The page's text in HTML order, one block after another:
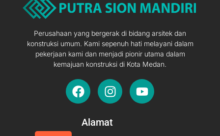
Perusahaan yang bergerak di bidang arsitek dan
konstruksi umum. Kami sepenuh hati melayani dalam
pekerjaan kami dan menjadi pionir utama dalam
kemajuan konstruksi di Kota Medan.
F
a
e
I
n
t
Y
o
Alamat